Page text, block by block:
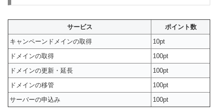
サービス
ポイント数
キャンペーンドメインの取得
10pt
ドメインの取得
100pt
ドメインの更新・延長
100pt
ドメインの移管
100pt
サーバーの申込み
100pt